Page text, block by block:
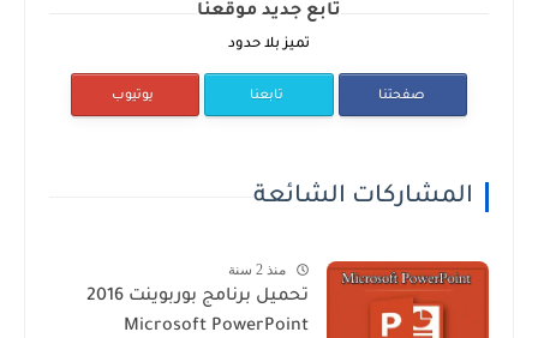
تابع جديد موقعنا
تميز بلا حدود
صفحتنا تابعنا يوتيوب
المشاركات الشائعة
منذ 2 سنة
تحميل برنامج بوربوينت 2016
Microsoft PowerPoint